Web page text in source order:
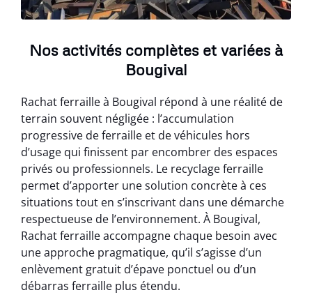
Nos activités complètes et variées à
Bougival
Rachat ferraille à Bougival répond à une réalité de
terrain souvent négligée : l’accumulation
progressive de ferraille et de véhicules hors
d’usage qui finissent par encombrer des espaces
privés ou professionnels. Le recyclage ferraille
permet d’apporter une solution concrète à ces
situations tout en s’inscrivant dans une démarche
respectueuse de l’environnement. À Bougival,
Rachat ferraille accompagne chaque besoin avec
une approche pragmatique, qu’il s’agisse d’un
enlèvement gratuit d’épave ponctuel ou d’un
débarras ferraille plus étendu.